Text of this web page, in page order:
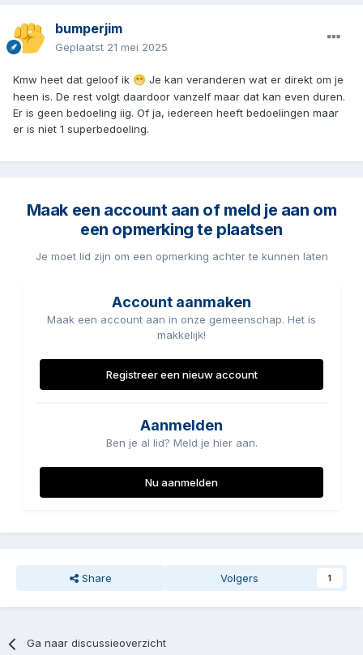
bumperjim
Geplaatst 21 mei 2025
Kmw heet dat geloof ik 😁 Je kan veranderen wat er direkt om je
heen is. De rest volgt daardoor vanzelf maar dat kan even duren.
Er is geen bedoeling iig. Of ja, iedereen heeft bedoelingen maar
er is niet 1 superbedoeling.
Maak een account aan of meld je aan om
een opmerking te plaatsen
Je moet lid zijn om een opmerking achter te kunnen laten
Account aanmaken
Maak een account aan in onze gemeenschap. Het is
makkelijk!
Registreer een nieuw account
Aanmelden
Ben je al lid? Meld je hier aan.
Nu aanmelden
Share Volgers 1
Ga naar discussieoverzicht